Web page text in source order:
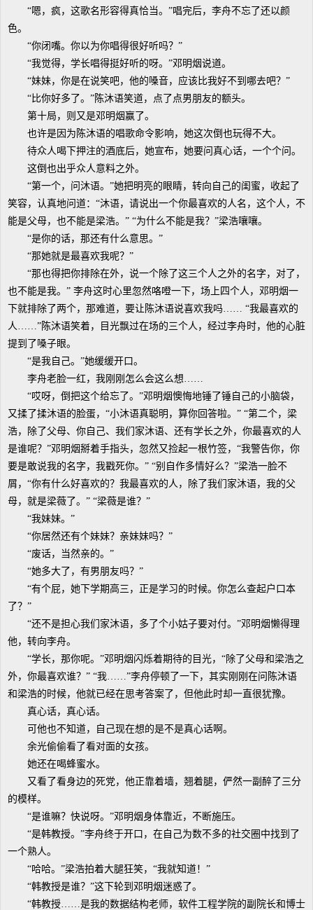
“嗯，疯，这歌名形容得真恰当。”唱完后，李舟不忘了还以颜
色。
“你闭嘴。你以为你唱得很好听吗？”
“我觉得，学长唱得挺好听的呀。”邓明烟说道。
“妹妹，你是在说笑吧，他的嗓音，应该比我好不到哪去吧？”
“比你好多了。”陈沐语笑道，点了点男朋友的额头。
第十局，则又是邓明烟赢了。
也许是因为陈沐语的唱歌命令影响，她这次倒也玩得不大。
待众人喝下押注的酒底后，她宣布，她要问真心话，一个个问。
这倒也出乎众人意料之外。
“第一个，问沐语。”她把明亮的眼睛，转向自己的闺蜜，收起了
笑容，认真地问道：“沐语，请说出一个你最喜欢的人名，这个人，不
能是父母，也不能是梁浩。” “为什么不能是我？”梁浩嚷嚷。
“是你的话，那还有什么意思。”
“那她就是最喜欢我呢？”
“那也得把你排除在外，说一个除了这三个人之外的名字，对了，
也不能是我。” 李舟这时心里忽然咯噔一下，场上四个人，邓明烟一
下就排除了两个，那难道，要让陈沐语说喜欢我吗…… “我最喜欢的
人……”陈沐语笑着，目光飘过在场的三个人，经过李舟时，他的心脏
提到了嗓子眼。
“是我自己。”她缓缓开口。
李舟老脸一红，我刚刚怎么会这么想……
“哎呀，倒把这个给忘了。”邓明烟懊悔地锤了锤自己的小脑袋，
又揉了揉沐语的脸蛋，“小沐语真聪明，算你回答啦。” “第二个，梁
浩，除了父母、你自己、我们家沐语、还有学长之外，你最喜欢的人
是谁呢？”邓明烟掰着手指头，忽然又捡起一根竹签，“我警告你，你
要是敢说我的名字，我戳死你。” “别自作多情好么？”梁浩一脸不
屑，“你有什么好喜欢的？我最喜欢的人，除了我们家沐语，我的父
母，就是梁薇了。” “梁薇是谁？”
“我妹妹。”
“你居然还有个妹妹？亲妹妹吗？”
“废话，当然亲的。”
“她多大了，有男朋友吗？”
“有个屁，她下学期高三，正是学习的时候。你怎么查起户口本
了？”
“还不是担心我们家沐语，多了个小姑子要对付。”邓明烟懒得理
他，转向李舟。
“学长，那你呢。”邓明烟闪烁着期待的目光，“除了父母和梁浩之
外，你最喜欢谁？” “我……”李舟停顿了一下，其实刚刚在问陈沐语
和梁浩的时候，他就已经在思考答案了，但他此时却一直很犹豫。
真心话，真心话。
可他也不知道，自己现在想的是不是真心话啊。
余光偷偷看了看对面的女孩。
她还在喝蜂蜜水。
又看了看身边的死党，他正靠着墙，翘着腿，俨然一副醉了三分
的模样。
“是谁嘛？快说呀。”邓明烟身体靠近，不断施压。
“是韩教授。”李舟终于开口，在自己为数不多的社交圈中找到了
一个熟人。
“哈哈。”梁浩拍着大腿狂笑，“我就知道！”
“韩教授是谁？”这下轮到邓明烟迷惑了。
“韩教授……是我的数据结构老师，软件工程学院的副院长和博士